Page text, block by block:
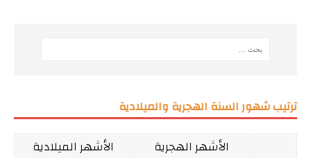
ترتيب شهور السنة الهجرية والميلادية
الأشهر الهجرية
الأشهر الميلادية